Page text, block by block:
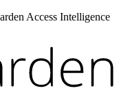
Access Intelligence